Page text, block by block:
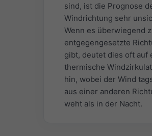
sind, ist die Prognose
Windrichtung sehr
Wenn es überwiegend
entgegengesetzte
gibt, deutet dies oft auf
thermische
hin, wobei der Wind
aus einer anderen
weht als in der Nacht.